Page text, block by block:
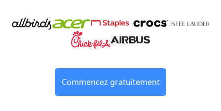
Commencez gratuitement